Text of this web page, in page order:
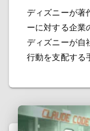
ディズニーが著
ーに対する企業
ディズニーが自
行動を支配する